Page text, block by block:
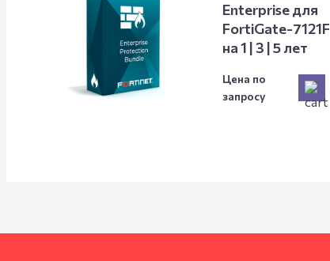
Enterprise для
FortiGate-7121F
на 1 | 3 | 5 лет
Цена по
запросу